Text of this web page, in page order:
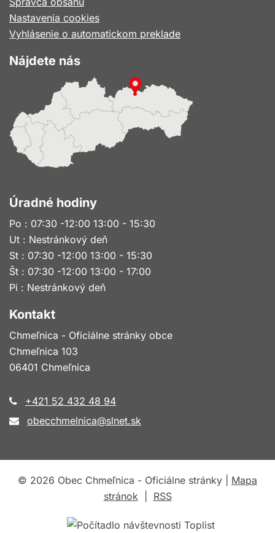
Nastavenia cookies
Vyhlásenie o automatickom preklade
Nájdete nás
Úradné hodiny
Po : 07:30 -12:00 13:00 - 15:30
Ut : Nestránkový deň
St : 07:30 -12:00 13:00 - 15:30
Št : 07:30 -12:00 13:00 - 17:00
Pi : Nestránkový deň
Kontakt
Chmeľnica - Oficiálne stránky obce
Chmeľnica 103
06401 Chmeľnica
+421 52 432 48 94
obecchmelnica@slnet.sk
© 2026 Obec Chmeľnica - Oficiálne stránky | Mapa
stránok
RSS